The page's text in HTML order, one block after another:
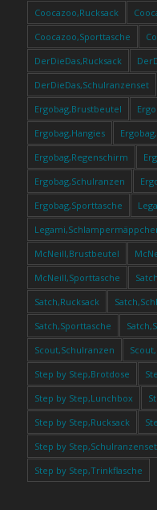
Coocazoo,Rucksack
Coocazoo,Sporttasche
DerDieDas,Rucksack
DerDieDas,Schulranzenset
Ergobag,Brustbeutel
Ergobag,Hangies
Ergobag,Regenschirm
Ergobag,Schulranzen
Ergobag,Sporttasche
McNeill,Brustbeutel
McNeill,Sporttasche
Satch,Rucksack
Satch,Sporttasche
Scout,Schulranzen
Step by Step,Brotdose
Step by Step,Lunchbox
Step by Step,Rucksack
Step by Step,Schulranzenset
Step by Step,Trinkflasche